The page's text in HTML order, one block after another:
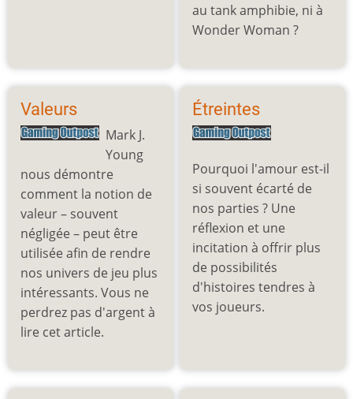
au tank amphibie, ni à
Wonder Woman ?
Valeurs
Mark J.
Young
nous démontre
comment la notion de
valeur – souvent
négligée – peut être
utilisée afin de rendre
nos univers de jeu plus
intéressants. Vous ne
perdrez pas d'argent à
lire cet article.
Étreintes
Pourquoi l'amour est-il
si souvent écarté de
nos parties ? Une
réflexion et une
incitation à offrir plus
de possibilités
d'histoires tendres à
vos joueurs.